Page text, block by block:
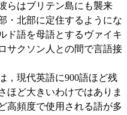
らはブリテン島にも襲来
・北部に定住するようにな
ド語を母語とするヴァイキ
サクソン人との間で言語接
現代英語に900語ほど残
ほど大きいわけではありま
高頻度で使用される語が多